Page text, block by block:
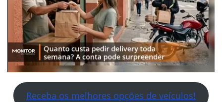
Receba os melhores opções de veículos!